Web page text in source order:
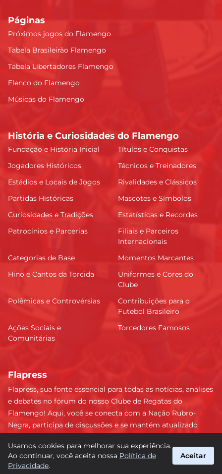
Páginas
Próximos jogos do Flamengo
Tabela Brasileirão Flamengo
Tabela Libertadores Flamengo
Elenco do Flamengo
Músicas do Flamengo
História e Curiosidades do Flamengo
Fundação e História Inicial
Títulos e Conquistas
Jogadores Históricos
Técnicos e Treinadores
Estádios e Locais de Jogos
Rivalidades e Clássicos
Partidas Históricas
Mascotes e Símbolos
Curiosidades e Tradições
Estatísticas e Recordes
Patrocínios e Parcerias
Filiais e Parceiros
Internacionais
Categorias de Base
Momentos Marcantes
Hino e Cantos da Torcida
Uniformes e Cores do
Clube
Polêmicas e Controvérsias
Contribuições para o
Futebol Brasileiro
Ações Sociais e
Comunitárias
Torcedores Famosos
Flapress
Flapress, sua fonte essencial para todas as notícias, análises
e debates no fórum do nosso Clube de Regatas do
Flamengo! Aqui, você se conecta com a Nação Rubro-
Negra, participa de discussões e se mantém atualizado
lance e esteja sempre à frente, junto da torcida mais
apaixonada do Brasil! #Flamengo #Flapress
Usamos cookies para melhorar sua experiência.
Ao continuar, você aceita nossa Política de
Privacidade.
Aceitar